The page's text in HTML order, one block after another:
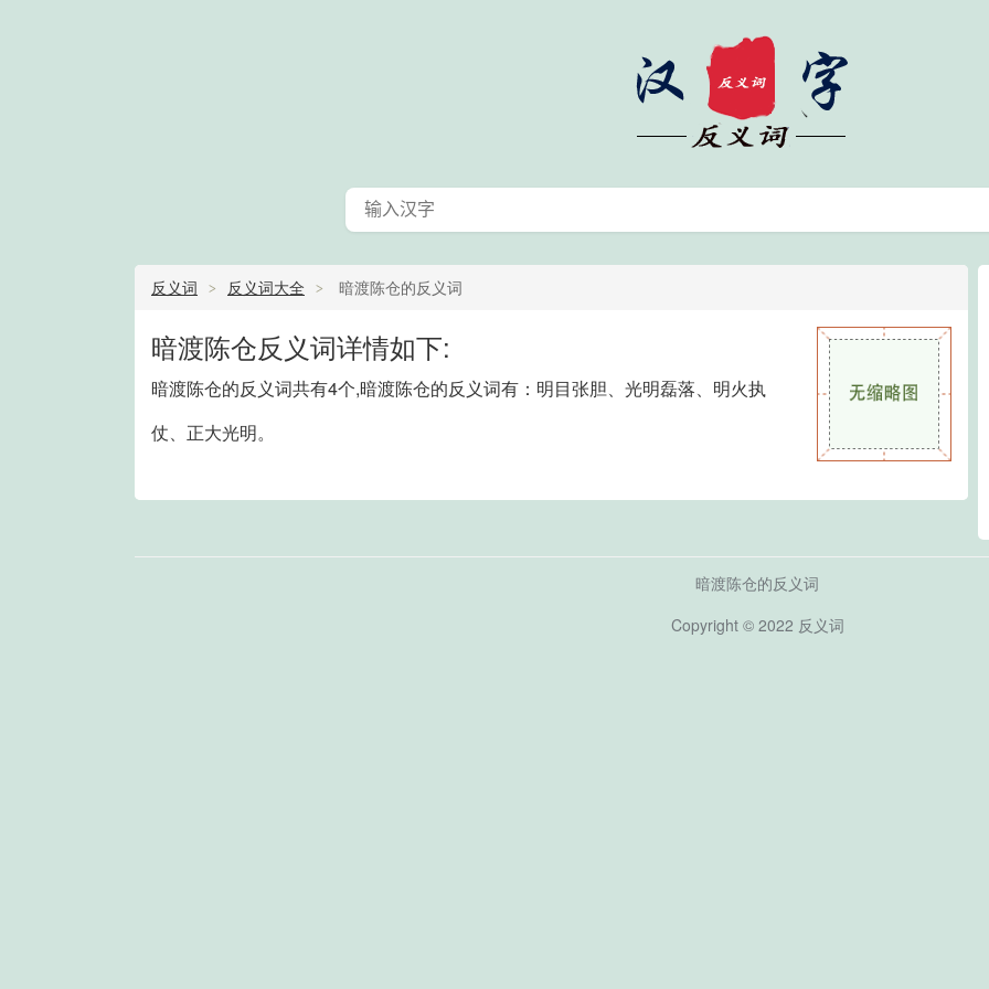
反义词 反义词大全 暗渡陈仓的反义词
暗渡陈仓反义词详情如下:
暗渡陈仓的反义词共有4个,暗渡陈仓的反义词有：明目张胆、光明磊落、明火执
仗、正大光明。
暗渡陈仓的反义词
Copyright © 2022 反义词